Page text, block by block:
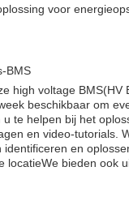
voor
BMS
high voltage BMS(HV
beschikbaar om
te helpen bij het
en video-tutorials.
en
bieden ook